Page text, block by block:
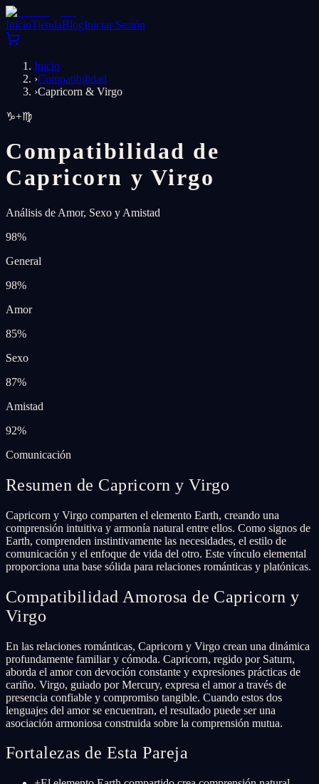
InicioTiendaBlogIniciar Sesión
Inicio
›Compatibilidad
›Capricorn & Virgo
♑+♍
Compatibilidad de
Capricorn y Virgo
Análisis de Amor, Sexo y Amistad
98%
General
98%
Amor
85%
Sexo
87%
Amistad
92%
Comunicación
Resumen de Capricorn y Virgo
Capricorn y Virgo comparten el elemento Earth, creando una
comprensión intuitiva y armonía natural entre ellos. Como signos de
Earth, comprenden instintivamente las necesidades, el estilo de
comunicación y el enfoque de vida del otro. Este vínculo elemental
proporciona una base sólida para relaciones románticas y platónicas.
Compatibilidad Amorosa de Capricorn y
Virgo
En las relaciones románticas, Capricorn y Virgo crean una dinámica
profundamente familiar y cómoda. Capricorn, regido por Saturn,
aborda el amor con devoción constante y expresiones prácticas de
cariño. Virgo, guiado por Mercury, expresa el amor a través de
presencia confiable y compromiso tangible. Cuando estos dos
lenguajes del amor se encuentran, el resultado puede ser una
asociación armoniosa construida sobre la comprensión mutua.
Fortalezas de Esta Pareja